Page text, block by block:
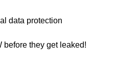
data protection
before they get leaked!